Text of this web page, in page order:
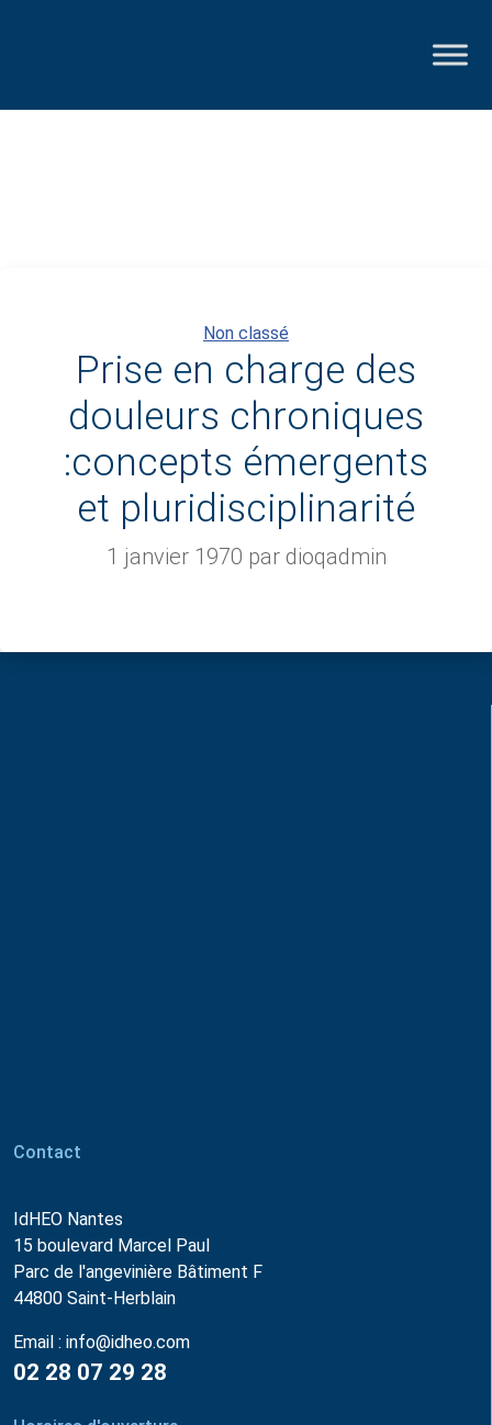
Catégories
Non classé
Prise en charge des
douleurs chroniques
:concepts émergents
et pluridisciplinarité
1 janvier 1970 par dioqadmin
Contact
IdHEO Nantes
15 boulevard Marcel Paul
Parc de l'angevinière Bâtiment F
44800 Saint-Herblain
Email : info@idheo.com
02 28 07 29 28